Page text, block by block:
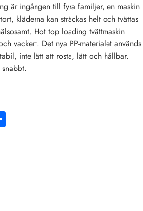
är ingången till fyra familjer, en maskin
kläderna kan sträckas helt och tvättas
Hot top loading tvättmaskin
vackert. Det nya PP-materialet används
inte lätt att rosta, lätt och hållbar.
Share